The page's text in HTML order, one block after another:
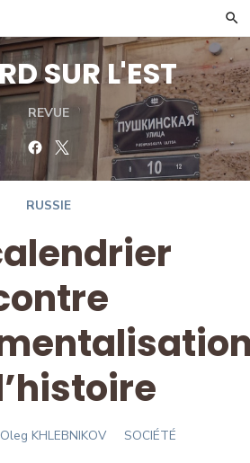
SUR L'EST
REVUE
FacebookTwitter
RUSSIE
Author
Oleg KHLEBNIKOV SOCIÉTÉ